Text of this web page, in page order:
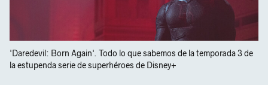
'Daredevil: Born Again'. Todo lo que sabemos de la temporada 3 de
la estupenda serie de superhéroes de Disney+